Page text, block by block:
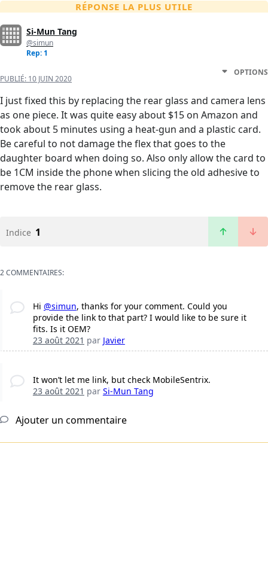
RÉPONSE LA PLUS UTILE
Si-Mun Tang
@simun
Rep: 1
PUBLIÉ: 10 JUIN 2020
OPTIONS
I just fixed this by replacing the rear glass and camera lens
as one piece. It was quite easy about $15 on Amazon and
took about 5 minutes using a heat-gun and a plastic card.
Be careful to not damage the flex that goes to the
daughter board when doing so. Also only allow the card to
be 1CM inside the phone when slicing the old adhesive to
remove the rear glass.
Indice 1
2 COMMENTAIRES:
Hi @simun, thanks for your comment. Could you
provide the link to that part? I would like to be sure it
fits. Is it OEM?
23 août 2021 par Javier
It won’t let me link, but check MobileSentrix.
23 août 2021 par Si-Mun Tang
Ajouter un commentaire